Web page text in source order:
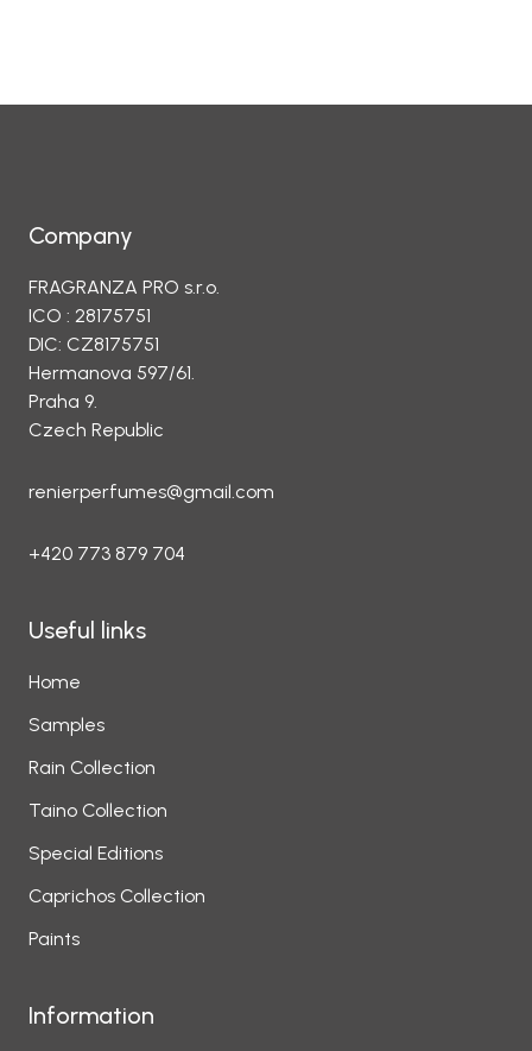
Company
FRAGRANZA PRO s.r.o.
ICO : 28175751
DIC: CZ8175751
Hermanova 597/61.
Praha 9.
Czech Republic
renierperfumes@gmail.com
+420 773 879 704
Useful links
Home
Samples
Rain Collection
Taino Collection
Special Editions
Caprichos Collection
Paints
Information